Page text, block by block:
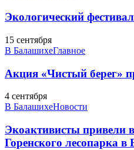
Экологический
15 сентября
В БалашихеГлавное
Акция «Чистый берег»
4 сентября
В БалашихеНовости
Экоактивисты привели
Горенского лесопарка